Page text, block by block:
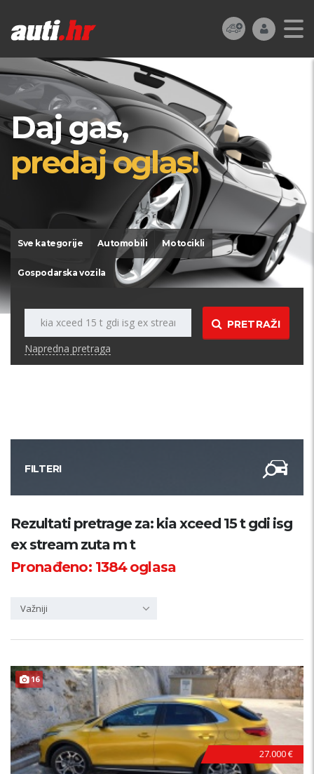
Daj gas,
predaj oglas!
Sve kategorije Automobili Motocikli
Gospodarska vozila
PRETRAŽI
Napredna pretraga
FILTERI
Kategorija
Županija
Rezultati pretrage za: kia xceed 15 t gdi isg
ex stream zuta m t
Pronađeno: 1384oglasa
Važniji
16 TOP STANJE !
27.000 €